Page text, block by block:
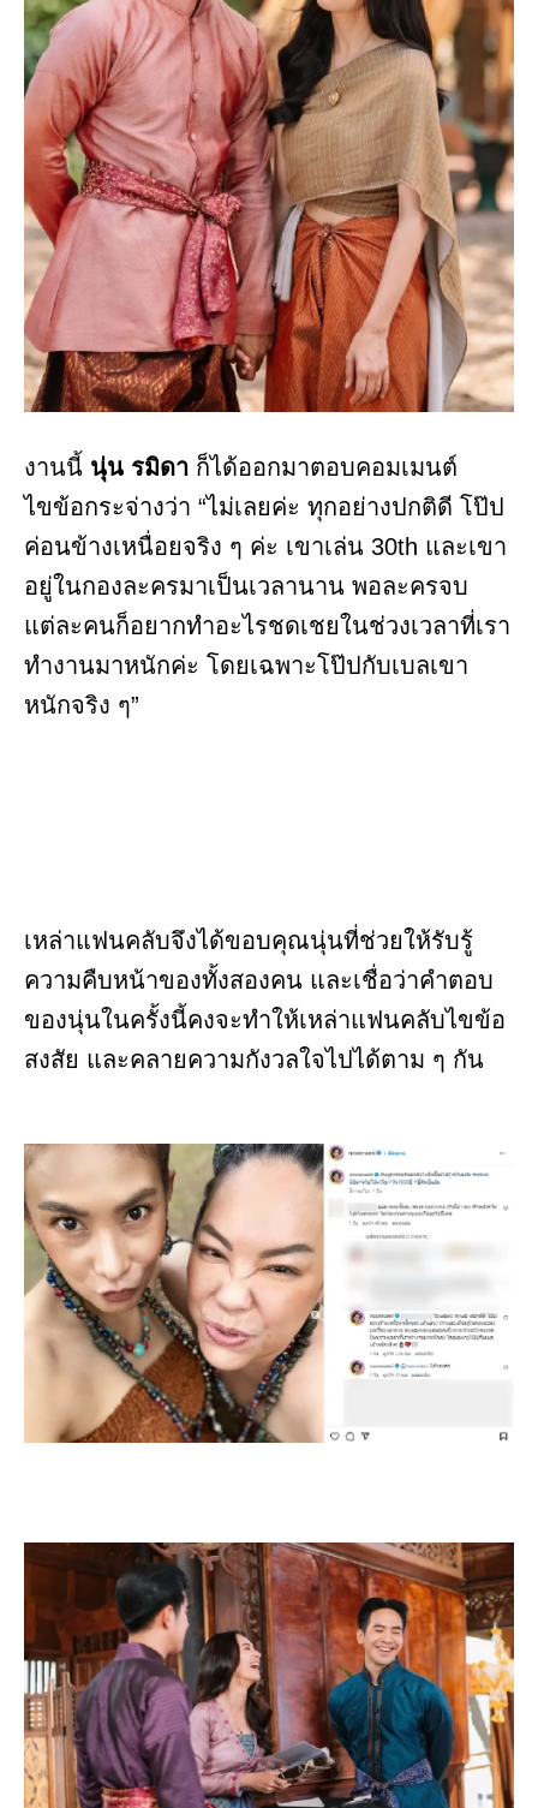
งานนี้ นุ่น รมิดา ก็ได้ออกมาตอบคอมเมนต์
ไขข้อกระจ่างว่า “ไม่เลยค่ะ ทุกอย่างปกติดี โป๊ป
ค่อนข้างเหนื่อยจริง ๆ ค่ะ เขาเล่น 30th และเขา
อยู่ในกองละครมาเป็นเวลานาน พอละครจบ
แต่ละคนก็อยากทำอะไรชดเชยในช่วงเวลาที่เรา
ทำงานมาหนักค่ะ โดยเฉพาะโป๊ปกับเบลเขา
หนักจริง ๆ”
เหล่าแฟนคลับจึงได้ขอบคุณนุ่นที่ช่วยให้รับรู้
ความคืบหน้าของทั้งสองคน และเชื่อว่าคำตอบ
ของนุ่นในครั้งนี้คงจะทำให้เหล่าแฟนคลับไขข้อ
สงสัย และคลายความกังวลใจไปได้ตาม ๆ กัน